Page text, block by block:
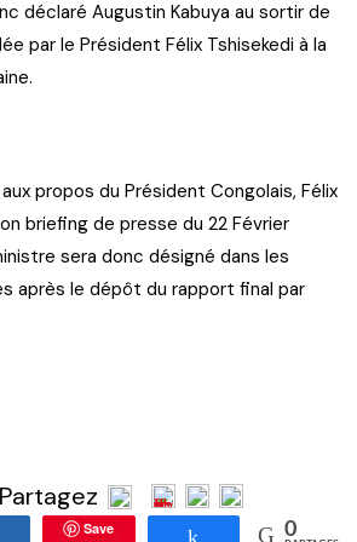
déclaré Augustin Kabuya au sortir de
par le Président Félix Tshisekedi à la
propos du Président Congolais, Félix
briefing de presse du 22 Février
sera donc désigné dans les
après le dépôt du rapport final par
Partagez Save Partagez 0